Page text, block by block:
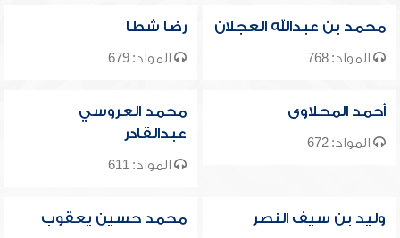
محمد بن عبدالله العجلان
المواد: 768
رضا شطا
المواد: 679
أحمد المحلاوى
المواد: 672
محمد العروسي
عبدالقادر
المواد: 611
وليد بن سيف النصر محمد حسين يعقوب